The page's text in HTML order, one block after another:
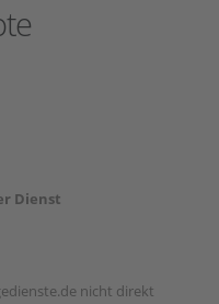
Dienst
nicht direkt